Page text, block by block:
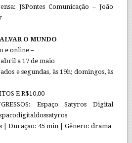
JSPontes Comunicação – João
O MUNDO
e online –
abril a 17 de maio
e segundas, às 19h; domingos, às
E R$10,00
Espaço Satyros Digital
| Duração: 45 min | Gênero: drama